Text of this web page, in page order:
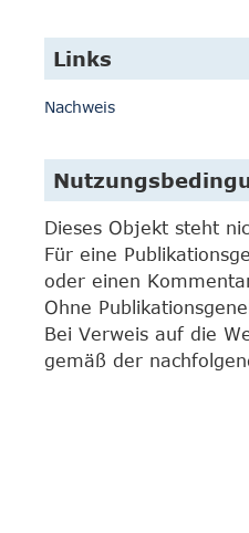
Links
Nachweis
Dieses Objekt steht
Für eine
oder einen
Ohne
Bei Verweis auf die
gemäß der